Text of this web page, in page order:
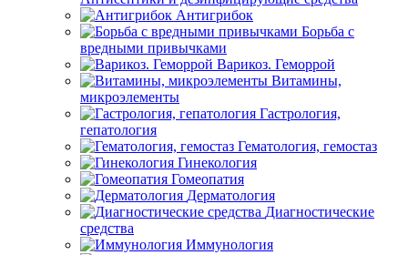
Антигрибок
Борьба с
вредными привычками
Варикоз. Геморрой
Витамины,
микроэлементы
Гастрология,
гепатология
Гематология, гемостаз
Гинекология
Гомеопатия
Дерматология
Диагностические
средства
Иммунология